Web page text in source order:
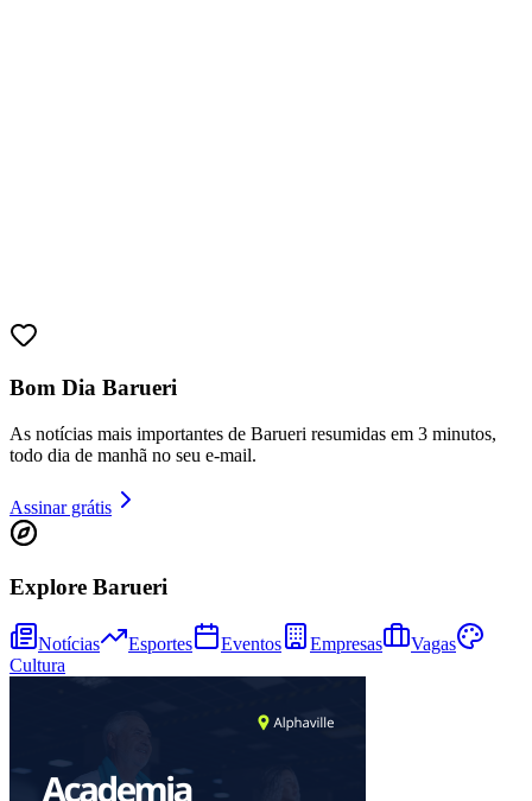
Bom Dia Barueri
As notícias mais importantes de Barueri resumidas em 3 minutos,
todo dia de manhã no seu e-mail.
Assinar grátis
Explore Barueri
Notícias Esportes Eventos Empresas
Vagas
Cultura